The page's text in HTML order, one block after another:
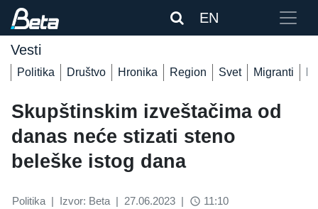
EN
Vesti
Politika Društvo Hronika Region Svet Migranti
Skupštinskim izveštačima od
danas neće stizati steno
beleške istog dana
Politika | Izvor: Beta | 27.06.2023 | access_time 11:10